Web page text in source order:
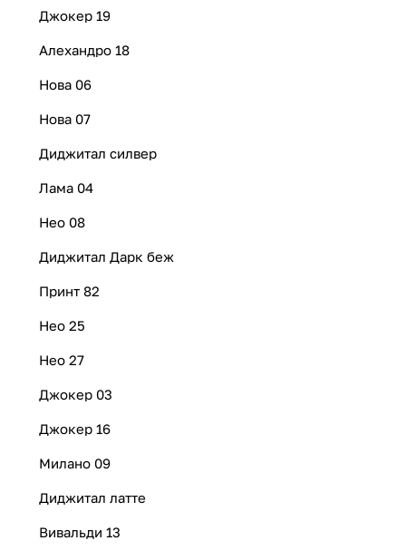
Джокер 19
Алехандро 18
Нова 06
Нова 07
Диджитал силвер
Лама 04
Нео 08
Диджитал Дарк беж
Принт 82
Нео 25
Нео 27
Джокер 03
Джокер 16
Милано 09
Диджитал латте
Вивальди 13